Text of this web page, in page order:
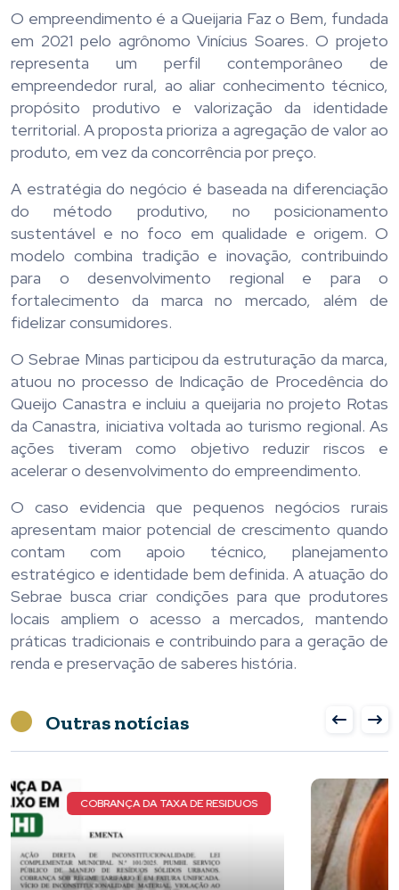
O empreendimento é a Queijaria Faz o Bem, fundada
em 2021 pelo agrônomo Vinícius Soares. O projeto
representa um perfil contemporâneo de
empreendedor rural, ao aliar conhecimento técnico,
propósito produtivo e valorização da identidade
territorial. A proposta prioriza a agregação de valor ao
produto, em vez da concorrência por preço.
A estratégia do negócio é baseada na diferenciação
do método produtivo, no posicionamento
sustentável e no foco em qualidade e origem. O
modelo combina tradição e inovação, contribuindo
para o desenvolvimento regional e para o
fortalecimento da marca no mercado, além de
fidelizar consumidores.
O Sebrae Minas participou da estruturação da marca,
atuou no processo de Indicação de Procedência do
Queijo Canastra e incluiu a queijaria no projeto Rotas
da Canastra, iniciativa voltada ao turismo regional. As
ações tiveram como objetivo reduzir riscos e
acelerar o desenvolvimento do empreendimento.
O caso evidencia que pequenos negócios rurais
apresentam maior potencial de crescimento quando
contam com apoio técnico, planejamento
estratégico e identidade bem definida. A atuação do
Sebrae busca criar condições para que produtores
locais ampliem o acesso a mercados, mantendo
práticas tradicionais e contribuindo para a geração de
renda e preservação de saberes história.
Outras notícias
NOVOS DETALHES DO CASO